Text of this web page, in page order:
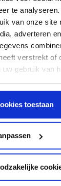
te
van onze site
adverteren
verstrekt of
gebruik van
toestaan
la vie privée
créez un